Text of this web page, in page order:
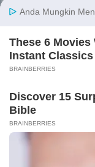
Email
Tentang Katadata
©2026